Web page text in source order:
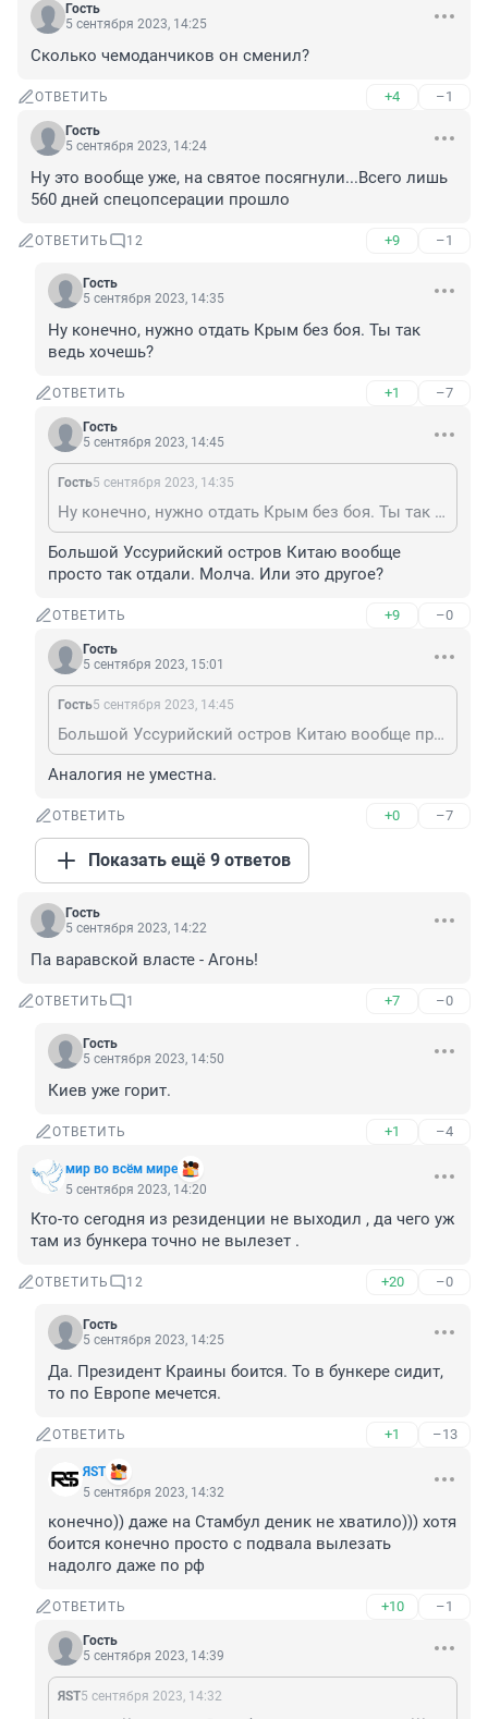
Гость
5 сентября 2023, 14:25
Сколько чемоданчиков он сменил?
ОТВЕТИТЬ +4 –1
Гость
5 сентября 2023, 14:24
Ну это вообще уже, на святое посягнули...Всего лишь
560 дней спецопсерации прошло
ОТВЕТИТЬ 12 +9 –1
Гость
5 сентября 2023, 14:35
Ну конечно, нужно отдать Крым без боя. Ты так
ведь хочешь?
ОТВЕТИТЬ +1 –7
Гость
5 сентября 2023, 14:45
Гость5 сентября 2023, 14:35
Ну конечно, нужно отдать Крым без боя. Ты так ведь хочешь?
Большой Уссурийский остров Китаю вообще
просто так отдали. Молча. Или это другое?
ОТВЕТИТЬ +9 –0
Гость
5 сентября 2023, 15:01
Гость5 сентября 2023, 14:45
Большой Уссурийский остров Китаю вообще просто так отдали. Молча. Или это другое?
Аналогия не уместна.
ОТВЕТИТЬ +0 –7
Показать ещё 9 ответов
Гость
5 сентября 2023, 14:22
Па варавской власте - Агонь!
ОТВЕТИТЬ 1 +7 –0
Гость
5 сентября 2023, 14:50
Киев уже горит.
ОТВЕТИТЬ +1 –4
мир во всём мире
5 сентября 2023, 14:20
Кто-то сегодня из резиденции не выходил , да чего уж
там из бункера точно не вылезет .
ОТВЕТИТЬ 12 +20 –0
Гость
5 сентября 2023, 14:25
Да. Президент Краины боится. То в бункере сидит,
то по Европе мечется.
ОТВЕТИТЬ +1 –13
ЯSТ
5 сентября 2023, 14:32
конечно)) даже на Стамбул деник не хватило))) хотя
боится конечно просто с подвала вылезать
надолго даже по рф
ОТВЕТИТЬ +10 –1
Гость
5 сентября 2023, 14:39
ЯSТ5 сентября 2023, 14:32